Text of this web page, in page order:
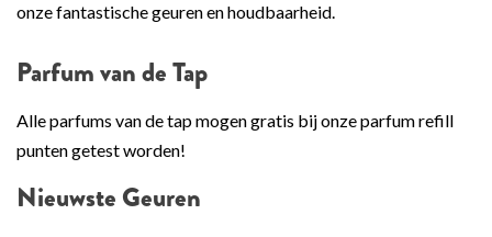
onze fantastische geuren en houdbaarheid.
Parfum van de Tap
Alle parfums van de tap mogen gratis bij onze parfum refill
punten getest worden!
Nieuwste Geuren